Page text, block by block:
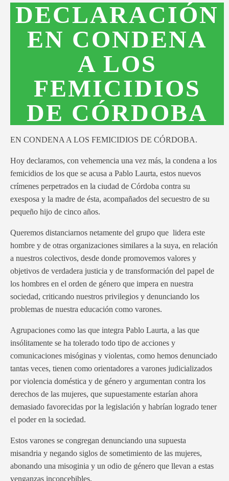
DECLARACIÓN
EN CONDENA
A LOS
FEMICIDIOS
DE CÓRDOBA
EN CONDENA A LOS FEMICIDIOS DE CÓRDOBA.
Hoy declaramos, con vehemencia una vez más, la condena a los
femicidios de los que se acusa a Pablo Laurta, estos nuevos
crímenes perpetrados en la ciudad de Córdoba contra su
exesposa y la madre de ésta, acompañados del secuestro de su
pequeño hijo de cinco años.
Queremos distanciarnos netamente del grupo que lidera este
hombre y de otras organizaciones similares a la suya, en relación
a nuestros colectivos, desde donde promovemos valores y
objetivos de verdadera justicia y de transformación del papel de
los hombres en el orden de género que impera en nuestra
sociedad, criticando nuestros privilegios y denunciando los
problemas de nuestra educación como varones.
Agrupaciones como las que integra Pablo Laurta, a las que
insólitamente se ha tolerado todo tipo de acciones y
comunicaciones misóginas y violentas, como hemos denunciado
tantas veces, tienen como orientadores a varones judicializados
por violencia doméstica y de género y argumentan contra los
derechos de las mujeres, que supuestamente estarían ahora
demasiado favorecidas por la legislación y habrían logrado tener
el poder en la sociedad.
Estos varones se congregan denunciando una supuesta
misandria y negando siglos de sometimiento de las mujeres,
abonando una misoginia y un odio de género que llevan a estas
venganzas inconcebibles.